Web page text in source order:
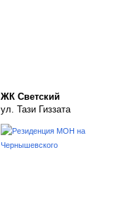
ЖК Светский
ул. Тази Гиззата